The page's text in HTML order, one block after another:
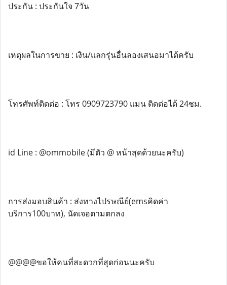
ประกัน : ประกันใจ 7วัน
เหตุผลในการขาย : เงิน/แลกรุ่นอื่นลองเสนอมาได้ครับ
โทรศัพท์ติดต่อ : โทร 0909723790 แมน ติดต่อได้ 24ชม.
id Line : @ommobile (มีตัว @ หน้าสุดด้วยนะครับ)
การส่งมอบสินค้า : ส่งทางไปรษณีย์(emsคิดค่า
บริการ100บาท), นัดเจอตามตกลง
@@@@ขอให้คนที่สะดวกที่สุดก่อนนะครับ